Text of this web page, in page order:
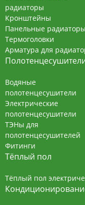
радиаторы
Кронштейны
Панельные радиаторы
Термоголовки
Арматура для
Водяные
полотенцесушители
Электрические
полотенцесушители
ТЭНы для
полотенцесушителей
Фитинги
Тёплый пол
Тёплый пол